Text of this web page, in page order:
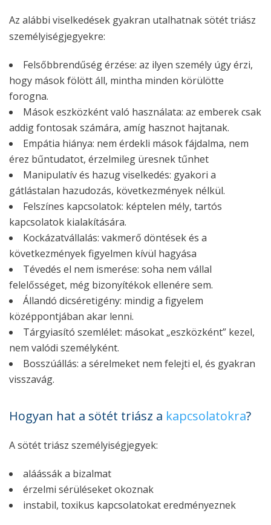
Az alábbi viselkedések gyakran utalhatnak sötét triász
személyiségjegyekre:
Felsőbbrendűség érzése: az ilyen személy úgy érzi,
hogy mások fölött áll, mintha minden körülötte
forogna.
Mások eszközként való használata: az emberek csak
addig fontosak számára, amíg hasznot hajtanak.
Empátia hiánya: nem érdekli mások fájdalma, nem
érez bűntudatot, érzelmileg üresnek tűnhet
Manipulatív és hazug viselkedés: gyakori a
gátlástalan hazudozás, következmények nélkül.
Felszínes kapcsolatok: képtelen mély, tartós
kapcsolatok kialakítására.
Kockázatvállalás: vakmerő döntések és a
következmények figyelmen kívül hagyása
Tévedés el nem ismerése: soha nem vállal
felelősséget, még bizonyítékok ellenére sem.
Állandó dicséretigény: mindig a figyelem
középpontjában akar lenni.
Tárgyiasító szemlélet: másokat „eszközként” kezel,
nem valódi személyként.
Bosszúállás: a sérelmeket nem felejti el, és gyakran
visszavág.
Hogyan hat a sötét triász a kapcsolatokra?
A sötét triász személyiségjegyek:
aláássák a bizalmat
érzelmi sérüléseket okoznak
instabil, toxikus kapcsolatokat eredményeznek